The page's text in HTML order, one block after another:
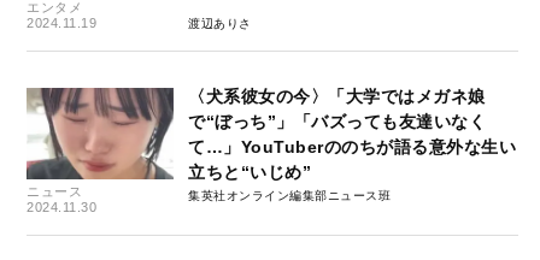
エンタメ
2024.11.19
渡辺ありさ
ニュース
2024.11.30
〈犬系彼女の今〉「大学ではメガネ娘
で“ぼっち”」「バズっても友達いなく
て…」YouTuberののちが語る意外な生い
立ちと“いじめ”
集英社オンライン編集部ニュース班